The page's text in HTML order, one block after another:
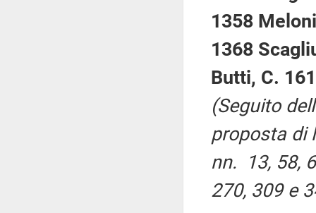
1358
1368
Butti, C.
(Seguito
proposta di
nn. 13, 58,
270, 309 e